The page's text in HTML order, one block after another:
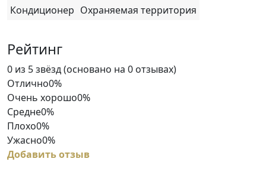
Кондиционер Охраняемая территория
Рейтинг
Rated
0
out
of
5
0 из 5 звёзд (основано на 0 отзывах)
Отлично0%
Очень хорошо0%
Средне0%
Плохо0%
Ужасно0%
Добавить отзыв